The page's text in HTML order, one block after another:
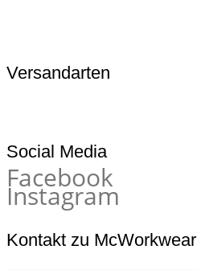
Versandarten
Social Media
Facebook
Instagram
Kontakt zu McWorkwear